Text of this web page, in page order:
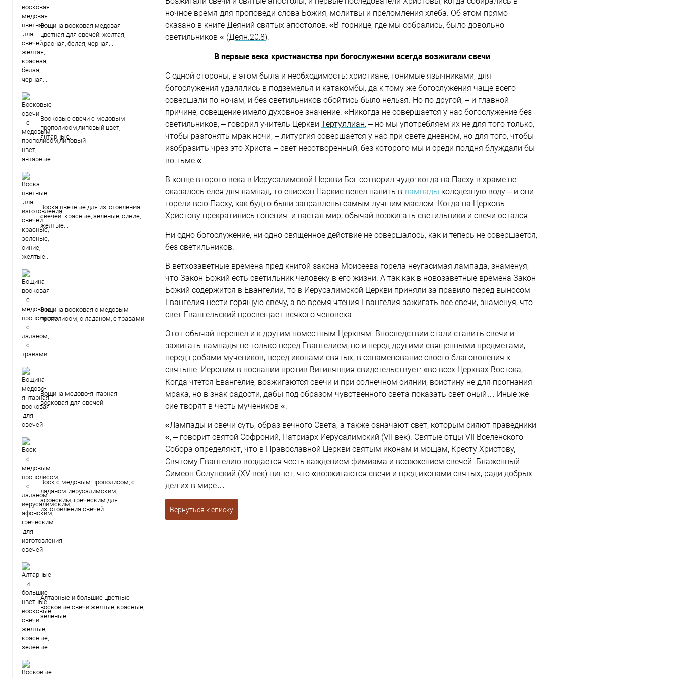
Вощина восковая медовая
цветная для свечей: желтая,
красная, белая, черная...
Восковые свечи с медовым
прополисом,липовый цвет,
янтарные.
Воска цветные для изготовления
свечей: красные, зеленые, синие,
желтые...
Вощина восковая с медовым
прополисом, с ладаном, с травами
Вощина медово-янтарная
восковая для свечей
Воск с медовым прополисом, с
ладаном иерусалимским,
афонским, греческим для
изготовления свечей
Алтарные и большие цветные
восковые свечи желтые, красные,
зеленые
ночное время для проповеди слова Божия, молитвы и преломления хлеба. Об этом прямо
сказано в книге Деяний святых апостолов: «В горнице, где мы собрались, было довольно
светильников « (Деян.20:8).
В первые века христианства при богослужении всегда возжигали свечи
С одной стороны, в этом была и необходимость: христиане, гонимые язычниками, для
богослужения удалялись в подземелья и катакомбы, да к тому же богослужения чаще всего
совершали по ночам, и без светильников обойтись было нельзя. Но по другой, – и главной
причине, освещение имело духовное значение. «Никогда не совершается у нас богослужение без
светильников, – говорил учитель Церкви Тертуллиан, – но мы употребляем их не для того только,
чтобы разгонять мрак ночи, – литургия совершается у нас при свете дневном; но для того, чтобы
изобразить чрез это Христа – свет несотворенный, без которого мы и среди полдня блуждали бы
во тьме «.
В конце второго века в Иерусалимской Церкви Бог сотворил чудо: когда на Пасху в храме не
оказалось елея для лампад, то епископ Наркис велел налить в лампады колодезную воду – и они
горели всю Пасху, как будто были заправлены самым лучшим маслом. Когда на Церковь
Христову прекратились гонения. и настал мир, обычай возжигать светильники и свечи остался.
Ни одно богослужение, ни одно священное действие не совершалось, как и теперь не совершается,
без светильников.
В ветхозаветные времена пред книгой закона Моисеева горела неугасимая лампада, знаменуя,
что Закон Божий есть светильник человеку в его жизни. А так как в новозаветные времена Закон
Божий содержится в Евангелии, то в Иерусалимской Церкви приняли за правило перед выносом
Евангелия нести горящую свечу, а во время чтения Евангелия зажигать все свечи, знаменуя, что
свет Евангельский просвещает всякого человека.
Этот обычай перешел и к другим поместным Церквям. Впоследствии стали ставить свечи и
зажигать лампады не только перед Евангелием, но и перед другими священными предметами,
перед гробами мучеников, перед иконами святых, в ознаменование своего благоволения к
святыне. Иероним в послании против Вигилянция свидетельствует: «во всех Церквах Востока,
Когда чтется Евангелие, возжигаются свечи и при солнечном сиянии, воистину не для прогнания
мрака, но в знак радости, дабы под образом чувственного света показать свет оный… Иные же
сие творят в честь мучеников «.
«Лампады и свечи суть, образ вечного Света, а также означают свет, которым сияют праведники
«, – говорит святой Софроний, Патриарх Иерусалимский (VII век). Святые отцы VII Вселенского
Собора определяют, что в Православной Церкви святым иконам и мощам, Кресту Христову,
Святому Евангелию воздается честь каждением фимиама и возжжением свечей. Блаженный
Симеон Солунский (XV век) пишет, что «возжигаются свечи и пред иконами святых, ради добрых
дел их в мире…
Вернуться к списку